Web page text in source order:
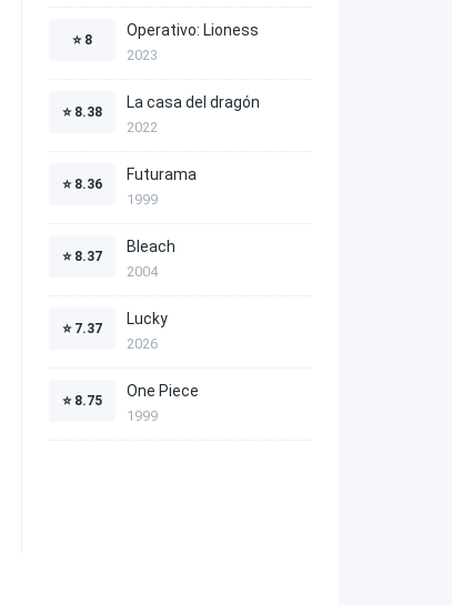
⭐ 8
Operativo: Lioness
2023
⭐ 8.38
La casa del dragón
2022
⭐ 8.36
Futurama
1999
⭐ 8.37
Bleach
2004
⭐ 7.37
Lucky
2026
⭐ 8.75
One Piece
1999